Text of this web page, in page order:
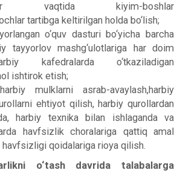
vaqtida kiyim-boshlar
tartibga keltirilgan holda bo‘lish;
o‘quv dasturi bo‘yicha barcha
tayyorlov mashg‘ulotlariga har doim
kafedralarda o‘tkaziladigan
ishtirok etish;
mulklarni asrab-avaylash,harbiy
ehtiyot qilish, harbiy qurollardan
harbiy texnika bilan ishlaganda va
havfsizlik choralariga qattiq amal
havfsizligi qoidalariga rioya qilish.
o‘tash davrida talabalarga